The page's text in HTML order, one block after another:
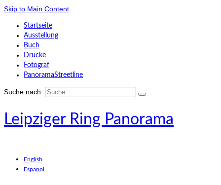
Skip to Main Content
Startseite
Ausstellung
Buch
Drucke
Fotograf
PanoramaStreetline
Suche nach:
Leipziger Ring Panorama
English
Espanol